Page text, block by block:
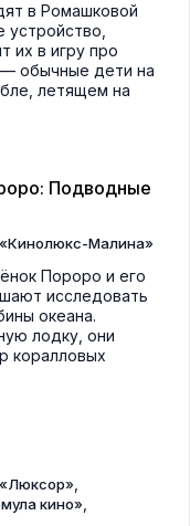
в Ромашковой
устройство,
их в игру про
обычные дети на
летящем на
Подводные
«Кинолюкс-Малина»
Пороро и его
исследовать
океана.
лодку, они
коралловых
«Люксор»,
кино»,